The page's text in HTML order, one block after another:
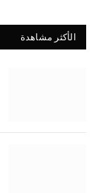
الأكثر مشاهدة